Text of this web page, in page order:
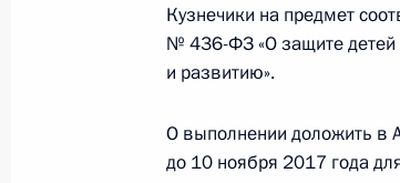
21 мая 2019 года по
Кузнечики на предмет
№ 436-ФЗ «О защите
и развитию».
О выполнении доложить в
до 10 ноября 2017 года